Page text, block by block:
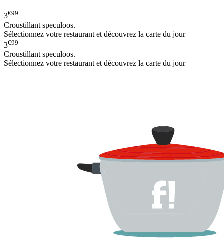
3€99
Croustillant speculoos.
Sélectionnez votre restaurant et découvrez la carte du jour
3€99
Croustillant speculoos.
Sélectionnez votre restaurant et découvrez la carte du jour